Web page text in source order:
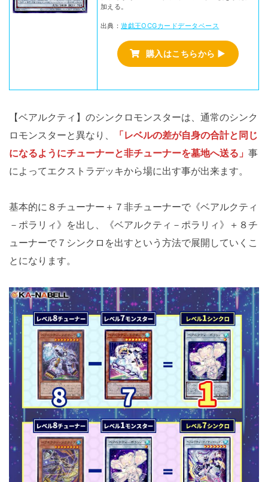
加える。
出典：遊戯王OCGカードデータベース
購入はこちらから ▶
【ベアルクティ】のシンクロモンスターは、通常のシンク
ロモンスターと異なり、
「レベルの差が自身の合計と同じ
になるようにチューナーと非チューナーを墓地へ送る」 事
によってエクストラデッキから場に出す事が出来ます。
基本的に８チューナー＋７非チューナーで《ベアルクティ
－ポラリィ》を出し、《ベアルクティ－ポラリィ》＋８チ
ューナーで７シンクロを出すという方法で展開していくこ
とになります。